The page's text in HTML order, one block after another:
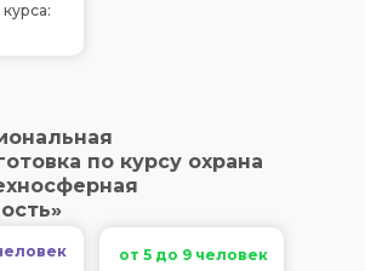
по курсу охрана
от 5 до 9 человек